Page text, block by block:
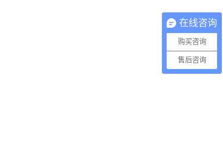
在线咨询
购买咨询
售后咨询